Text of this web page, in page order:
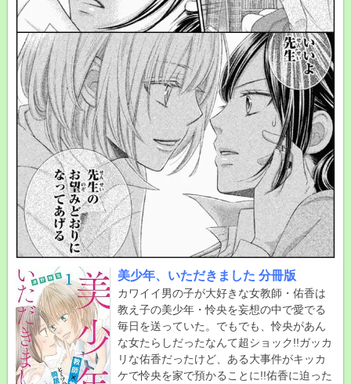
美少年、いただきました 分冊版
カワイイ男の子が大好きな女教師・佑香は
教え子の美少年・怜央を妄想の中で愛でる
毎日を送っていた。でもでも、怜央があん
な女たらしだったなんて超ショック!!ガッカ
リな佑香だったけど、ある大事件がキッカ
ケで怜央を家で預かることに!!佑香に迫った